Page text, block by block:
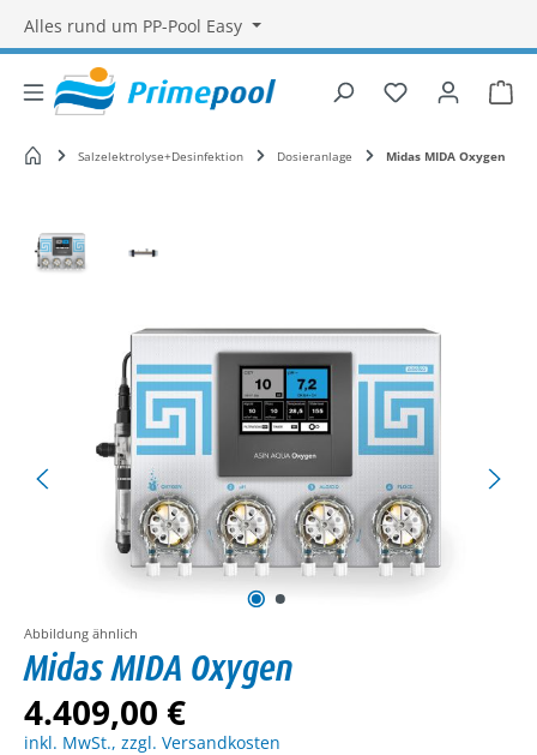
Alles rund um PP-Pool Easy
Du hast 0
StartseiteSalzelektrolyse+Desinfektion Dosieranlage Midas MIDA Oxygen
Abbildung ähnlich
Midas MIDA Oxygen
4.409,00 €
inkl. MwSt., zzgl. Versandkosten